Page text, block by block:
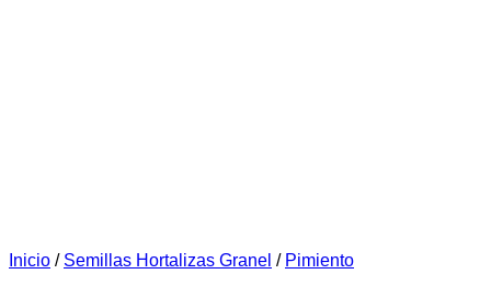
Inicio / Semillas Hortalizas Granel / Pimiento